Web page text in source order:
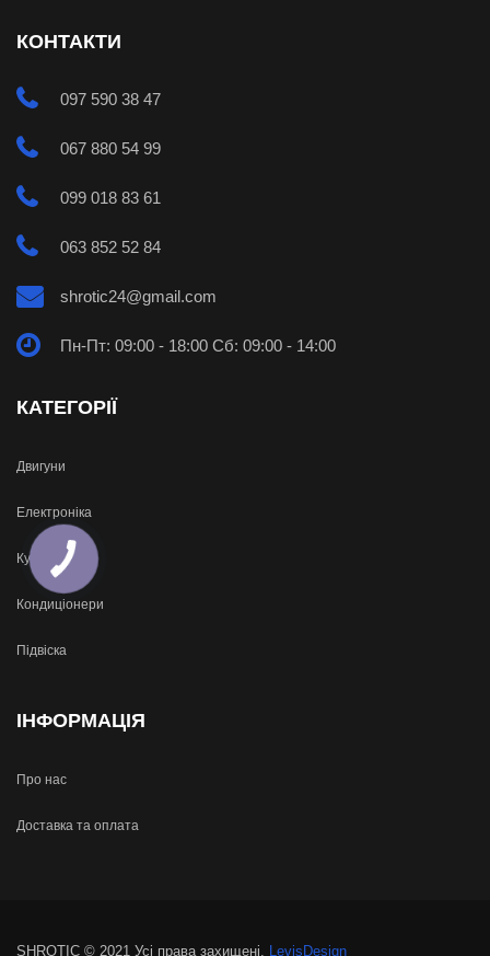
КОНТАКТИ
097 590 38 47
067 880 54 99
099 018 83 61
063 852 52 84
shrotic24@gmail.com
Пн-Пт: 09:00 - 18:00 Сб: 09:00 - 14:00
КАТЕГОРІЇ
Двигуни
Електроніка
Кузов
Кондиціонери
Підвіска
ІНФОРМАЦІЯ
Про нас
Доставка та оплата
SHROTIC © 2021 Усі права захищені. LevisDesign